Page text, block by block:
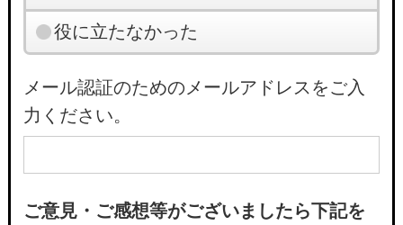
役に立たなかった
メール認証のためのメールアドレスをご入
力ください。
ご意見・ご感想等がございましたら下記を